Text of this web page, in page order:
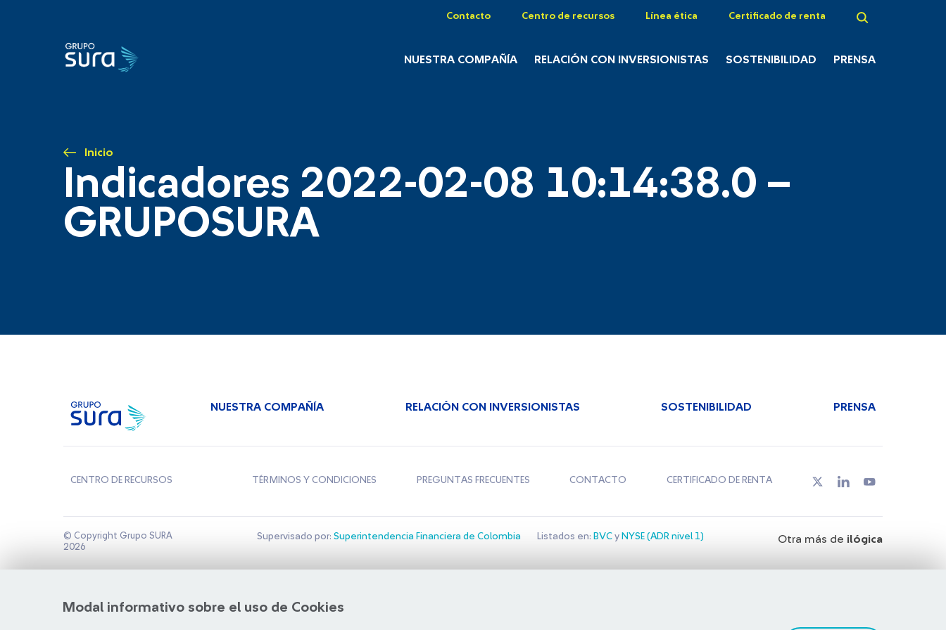
Contacto Centro de recursos Línea ética Certificado de renta
NUESTRA COMPAÑÍA RELACIÓN CON INVERSIONISTAS SOSTENIBILIDAD PRENSA
Inicio
Indicadores 2022-02-08 10:14:38.0 –
GRUPOSURA
Modal informativo sobre el uso de Cookies
NUESTRA COMPAÑÍA RELACIÓN CON INVERSIONISTAS SOSTENIBILIDAD PRENSA
CENTRO DE RECURSOS TÉRMINOS Y CONDICIONES PREGUNTAS FRECUENTES CONTACTO CERTIFICADO DE RENTA
© Copyright Grupo SURA
2026
Supervisado por: Superintendencia Financiera de Colombia Listados en: BVCy NYSE (ADR nivel 1) Otra más de ilógica